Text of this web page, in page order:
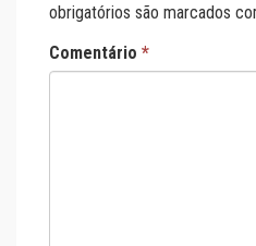
obrigatórios são marcados
Comentário *